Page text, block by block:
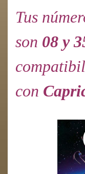
Tus
son 08 y
con